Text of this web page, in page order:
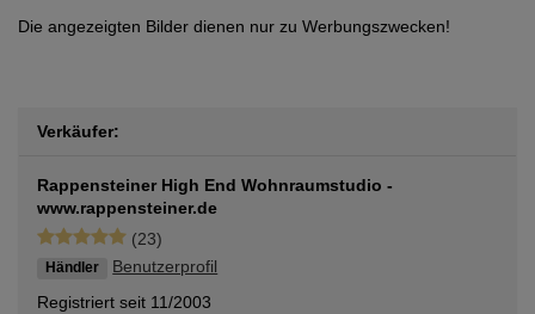
Die angezeigten Bilder dienen nur zu Werbungszwecken!
Verkäufer:
Rappensteiner High End Wohnraumstudio -
www.rappensteiner.de
(23)
Händler
Benutzerprofil
Registriert seit 11/2003